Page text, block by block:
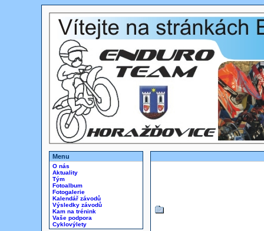
Menu
O nás
Aktuality
Tým
Fotoalbum
Fotogalerie
Kalendář závodů
Výsledky závodů
Kam na trénink
Vaše podpora
Cyklovýlety